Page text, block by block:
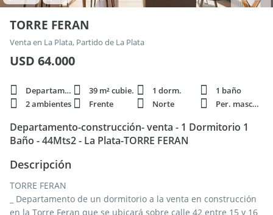
TORRE FERAN
Venta en La Plata, Partido de La Plata
USD 64.000
Departamento 39 m² cubie. 1 dorm.
1 baño
2 ambientes
Frente Norte Per. mascota
Departamento-construcción- venta - 1 Dormitorio 1
Baño - 44Mts2 - La Plata-TORRE FERAN
Descripción
TORRE FERAN
_ Departamento de un dormitorio a la venta en construcción
en la Torre Feran que se ubicará sobre calle 42 entre 15 y 16